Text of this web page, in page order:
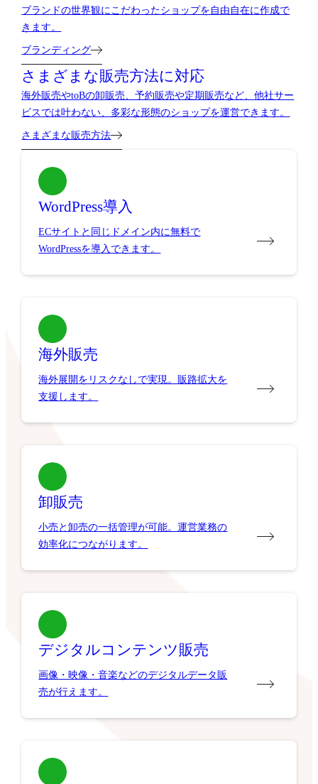
ブランドの世界観にこだわったショップを自由自在に作成で
きます。
ブランディング
さまざまな販売方法に対応
海外販売やtoBの卸販売、予約販売や定期販売など、他社サー
ビスでは叶わない、多彩な形態のショップを運営できます。
さまざまな販売方法
WordPress導入
ECサイトと同じドメイン内に無料で
WordPressを導入できます。
海外販売
海外展開をリスクなしで実現。販路拡大を
支援します。
卸販売
小売と卸売の一括管理が可能。運営業務の
効率化につながります。
デジタルコンテンツ販売
画像・映像・音楽などのデジタルデータ販
売が行えます。